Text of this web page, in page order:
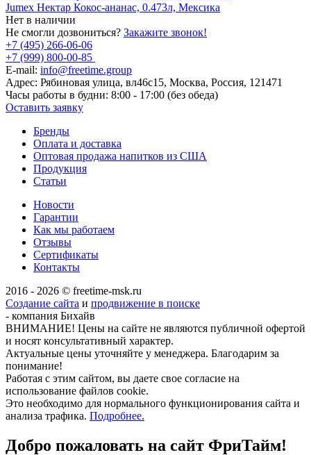
Jumex Нектар Кокос-ананас, 0.473л, Мексика
Нет в наличии
Не смогли дозвониться? Закажите звонок!
+7 (495) 266-06-06
+7 (999) 800-00-85
E-mail: info@freetime.group
Адрес: Рябиновая улица, вл46с15, Москва, Россия, 121471
Часы работы в будни: 8:00 - 17:00 (без обеда)
Оставить заявку
Бренды
Оплата и доставка
Оптовая продажа напитков из США
Продукция
Статьи
Новости
Гарантии
Как мы работаем
Отзывы
Сертификаты
Контакты
2016 - 2026 © freetime-msk.ru
Создание сайта и продвижение в поиске
- компания Бихайв
ВНИМАНИЕ! Цены на сайте не являются публичной офертой
и носят консультативный характер.
Актуальные цены уточняйте у менеджера. Благодарим за
понимание!
Работая с этим сайтом, вы даете свое согласие на
использование файлов cookie.
Это необходимо для нормального функционирования сайта и
анализа трафика. Подробнее.
Добро пожаловать на сайт ФриТайм!